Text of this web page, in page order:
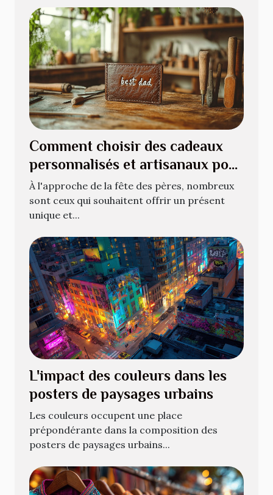
Comment choisir des cadeaux
personnalisés et artisanaux pour
la fête des pères
À l'approche de la fête des pères, nombreux
sont ceux qui souhaitent offrir un présent
unique et...
L'impact des couleurs dans les
posters de paysages urbains
Les couleurs occupent une place
prépondérante dans la composition des
posters de paysages urbains...